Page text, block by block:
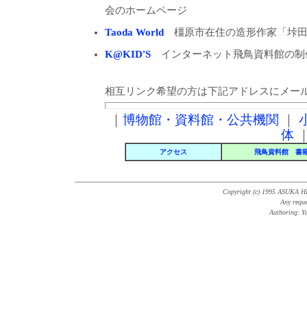
会のホームページ
Taoda World 橿原市在住の造形作家「垰
K@KID'S インターネット飛鳥資料館の
相互リンク希望の方は下記アドレスにメー
博物館・資料館・公共機関
体
アクセス 飛鳥資料館 書
Copyright (c) 1995 ASUKA
Any
Authoring: